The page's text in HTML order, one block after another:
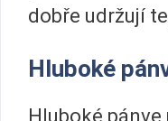
dobře udržují
Hluboké
Hluboké pánve